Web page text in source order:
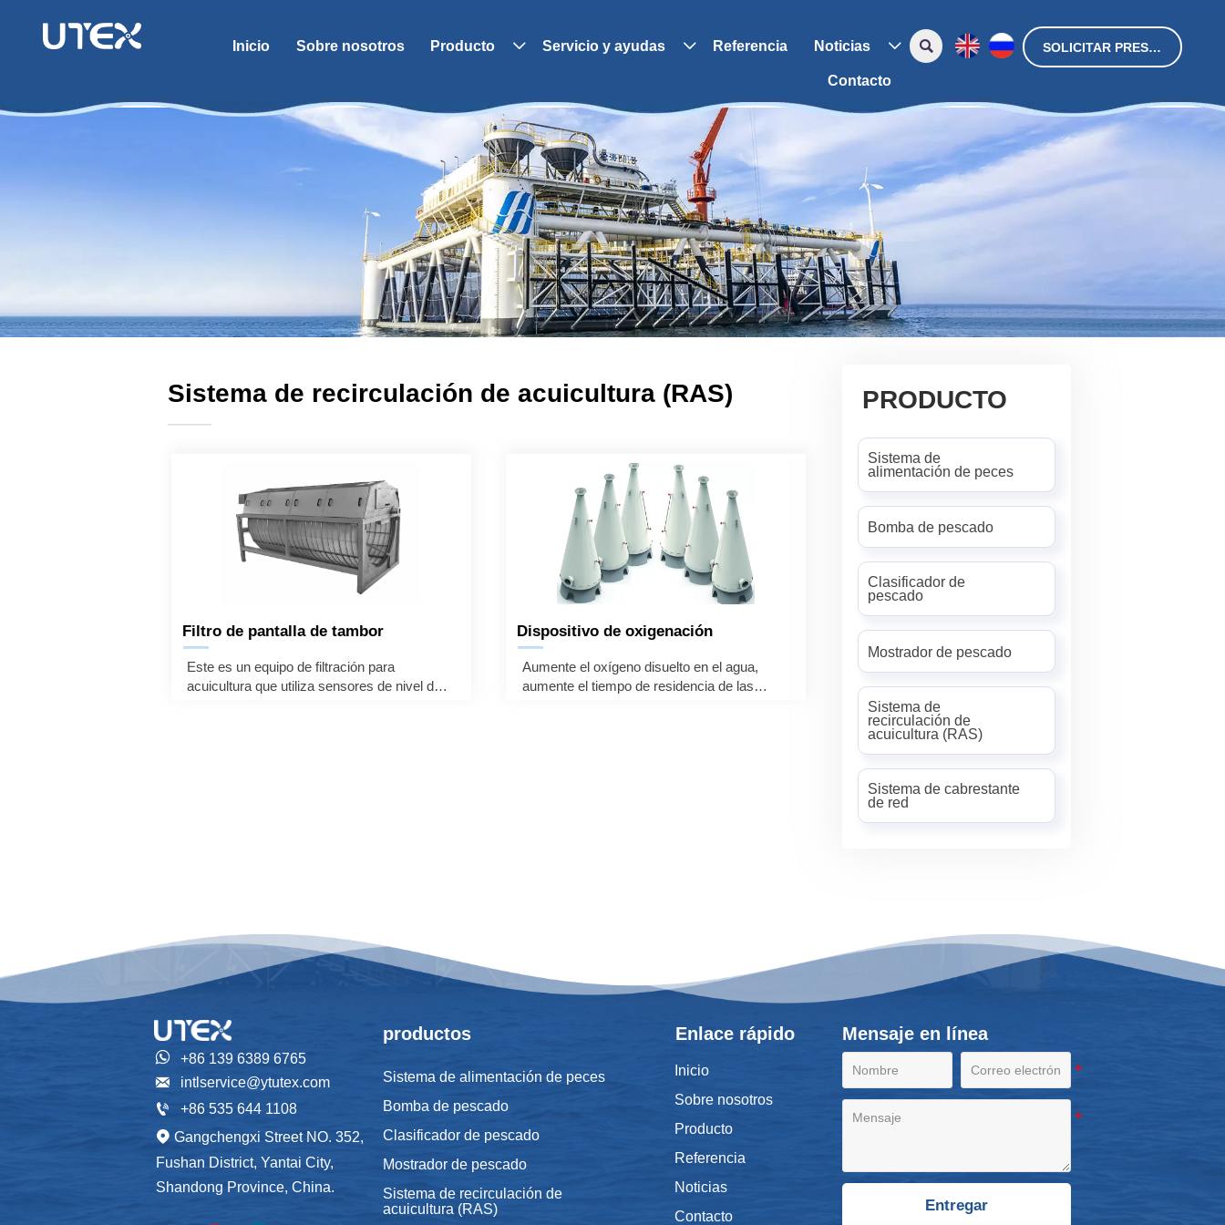
Inicio Sobre nosotros Producto  Servicio y ayudas  Referencia Noticias 
Contacto
 SOLICITAR PRESUPUESTO
Sistema de recirculación de acuicultura (RAS)
———
Filtro de pantalla de tambor
—
Este es un equipo de filtración para
acuicultura que utiliza sensores de nivel de
Dispositivo de oxigenación
—
Aumente el oxígeno disuelto en el agua,
aumente el tiempo de residencia de las
PRODUCTO
Sistema de
alimentación de peces
Bomba de pescado
Clasificador de
pescado
Mostrador de pescado
Sistema de
recirculación de
acuicultura (RAS)
Sistema de cabrestante
de red
 +86 139 6389 6765
 intlservice@ytutex.com
 +86 535 644 1108
 Gangchengxi Street NO. 352,
Fushan District, Yantai City,
Shandong Province, China.
productos
Sistema de alimentación de peces
Bomba de pescado
Clasificador de pescado
Mostrador de pescado
Sistema de recirculación de
acuicultura (RAS)
Enlace rápido
Inicio
Sobre nosotros
Producto
Referencia
Noticias
Contacto
Mensaje en línea
Entregar